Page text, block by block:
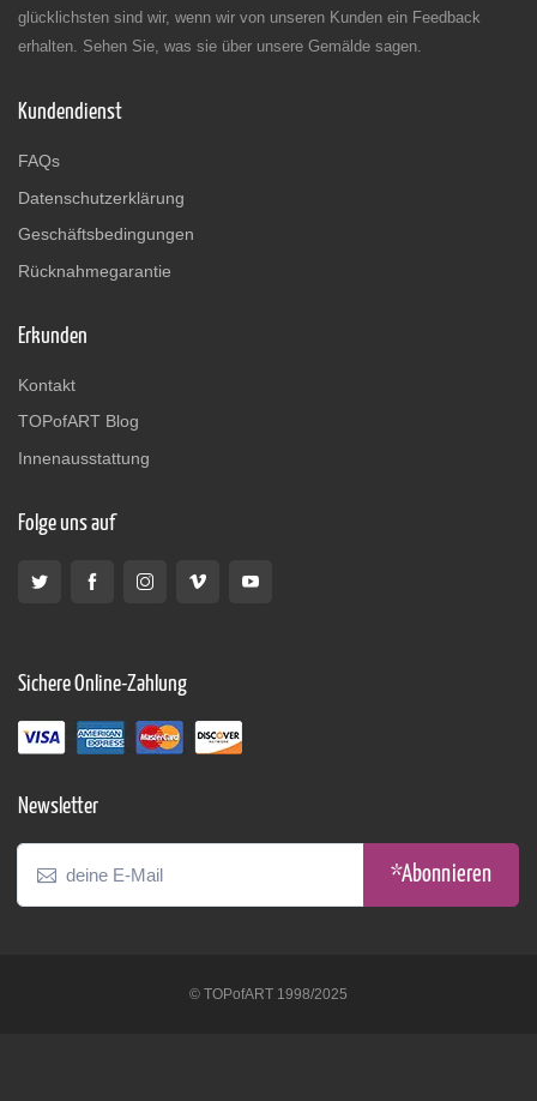
glücklichsten sind wir, wenn wir von unseren Kunden ein Feedback
erhalten. Sehen Sie, was sie über unsere Gemälde sagen.
Kundendienst
FAQs
Datenschutzerklärung
Geschäftsbedingungen
Rücknahmegarantie
Erkunden
Kontakt
TOPofART Blog
Innenausstattung
Folge uns auf
Sichere Online-Zahlung
Newsletter
*Abonnieren
© TOPofART 1998/2025